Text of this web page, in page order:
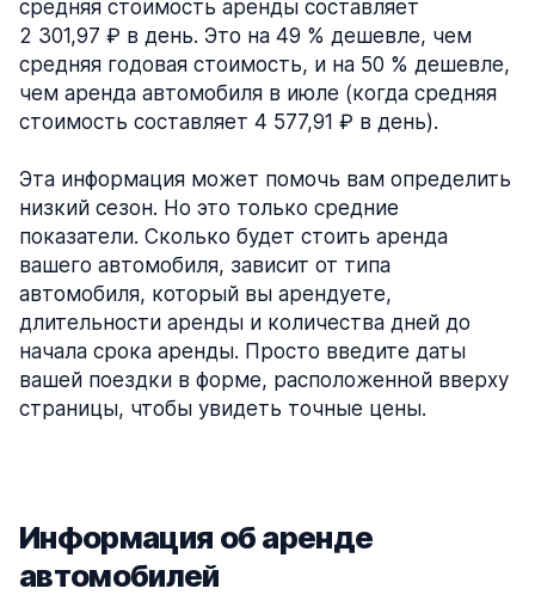
средняя стоимость аренды составляет
2 301,97 ₽ в день. Это на 49 % дешевле, чем
средняя годовая стоимость, и на 50 % дешевле,
чем аренда автомобиля в июле (когда средняя
стоимость составляет 4 577,91 ₽ в день).
Эта информация может помочь вам определить
низкий сезон. Но это только средние
показатели. Сколько будет стоить аренда
вашего автомобиля, зависит от типа
автомобиля, который вы арендуете,
длительности аренды и количества дней до
начала срока аренды. Просто введите даты
вашей поездки в форме, расположенной вверху
страницы, чтобы увидеть точные цены.
Информация об аренде
автомобилей